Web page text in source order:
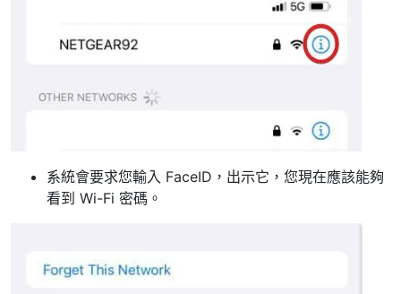
系統會要求您輸入 FaceID，出示它，您現在應該能夠
看到 Wi-Fi 密碼。